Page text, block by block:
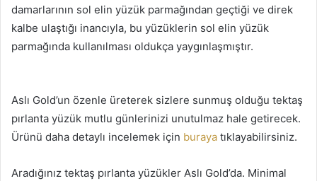
damarlarının sol elin yüzük parmağından geçtiği ve direk
kalbe ulaştığı inancıyla, bu yüzüklerin sol elin yüzük
parmağında kullanılması oldukça yaygınlaşmıştır.
Aslı Gold’un özenle üreterek sizlere sunmuş olduğu tektaş
pırlanta yüzük mutlu günlerinizi unutulmaz hale getirecek.
Ürünü daha detaylı incelemek için buraya tıklayabilirsiniz.
Aradığınız tektaş pırlanta yüzükler Aslı Gold’da. Minimal